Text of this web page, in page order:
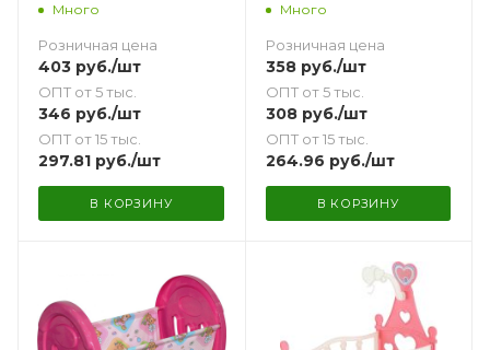
Много
Розничная цена
403 руб./шт
ОПТ от 5 тыс.
346 руб./шт
ОПТ от 15 тыс.
297.81 руб./шт
В КОРЗИНУ
Много
Розничная цена
358руб./шт
ОПТ от 5 тыс.
308руб./шт
ОПТ от 15 тыс.
264.96 руб./шт
В КОРЗИНУ